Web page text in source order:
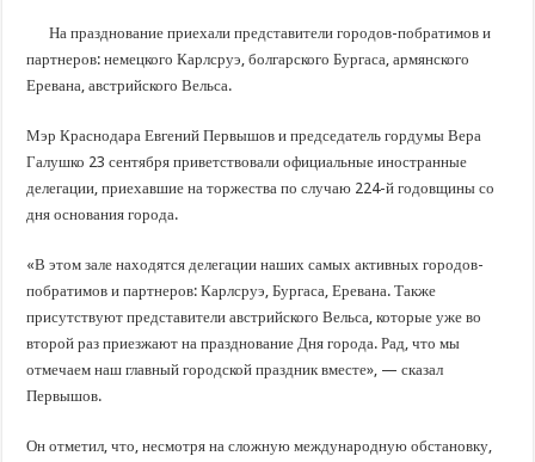
Важные правила обращения в вашу страховую компанию
В городах и районах Кубани отметили День России
На празднование приехали представители городов-побратимов и
партнеров: немецкого Карлсруэ, болгарского Бургаса, армянского
Еревана, австрийского Вельса.
Мэр Краснодара Евгений Первышов и председатель гордумы Вера
Галушко 23 сентября приветствовали официальные иностранные
делегации, приехавшие на торжества по случаю 224-й годовщины со
дня основания города.
«В этом зале находятся делегации наших самых активных городов-
побратимов и партнеров: Карлсруэ, Бургаса, Еревана. Также
присутствуют представители австрийского Вельса, которые уже во
второй раз приезжают на празднование Дня города. Рад, что мы
отмечаем наш главный городской праздник вместе», — сказал
Первышов.
Он отметил, что, несмотря на сложную международную обстановку,